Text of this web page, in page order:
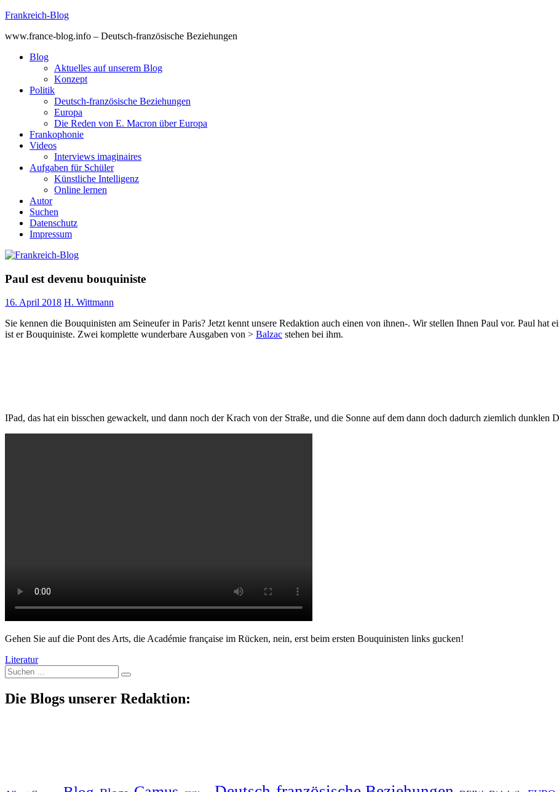
Skip
content
Frankreich-Blog
www.france-blog.info – Deutsch-französische Beziehungen
Blog
Aktuelles auf unserem Blog
Konzept
Politik
Deutsch-französische Beziehungen
Europa
Die Reden von E. Macron über Europa
Frankophonie
Videos
Interviews imaginaires
Aufgaben für Schüler
Künstliche Intelligenz
Online lernen
Autor
Suchen
Datenschutz
Impressum
Paul est devenu bouquiniste
16. April 2018 H. Wittmann
Sie kennen die Bouquinisten am Seineufer in Paris? Jetzt kennt unsere Redaktion auch einen von ihnen-. Wir stellen Ihnen Paul vor. Paul hat
ist er Bouquiniste. Zwei komplette wunderbare Ausgaben von > Balzac stehen bei ihm.
IPad, das hat ein bisschen gewackelt, und dann noch der Krach von der Straße, und die Sonne auf dem dann doch dadurch ziemlich
Gehen Sie auf die Pont des Arts, die Académie française im Rücken, nein, erst beim ersten Bouquinisten links gucken!
Literatur
Suche
nach:
Die Blogs unserer Redaktion: